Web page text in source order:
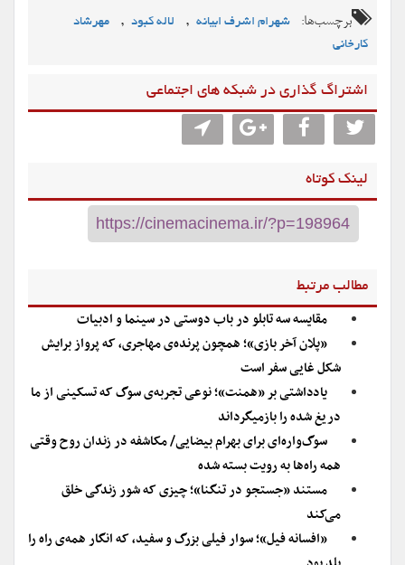
برچسب‌ها: شهرام اشرف ابیانه , لاله کبود ,
مهرشاد
کارخانی
اشتراگ گذاری در شبکه های اجتماعی
لینک کوتاه
مطالب مرتبط
مقایسه سه تابلو در باب دوستی در سینما و ادبیات
«پلان آخر بازی»؛ همچون پرنده‌ی مهاجری، که پرواز برایش
شکل غایی سفر است
یادداشتی بر «همنت»؛ نوعی تجربه‌ی سوگ که تسکینی از ما
دریغ شده را بازمیگرداند
سوگ‌واره‌ای برای بهرام بیضایی/ مکاشفه در زندان روح وقتی
همه‌ راه‌‌ها به رویت بسته شده
مستند «جستجو در تنگنا»؛ چیزی که شور زندگی خلق
می‌کند
«افسانه فیل»؛ سوار فیلی بزرگ و سفید، که انگار همه‌ی راه را